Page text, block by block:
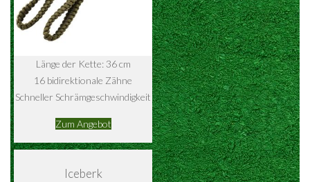
Länge der Kette: 36 cm
16 bidirektionale Zähne
Schneller Schrämgeschwindigkeit
Zum Angebot
Iceberk